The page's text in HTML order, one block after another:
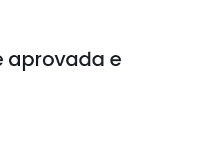
aprovada e